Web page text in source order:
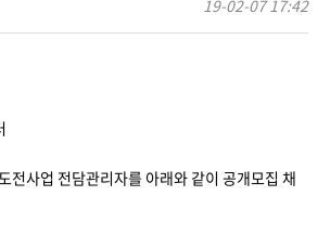
19-02-07 17:42
전사업 전담관리자를 아래와 같이 공개모집 채